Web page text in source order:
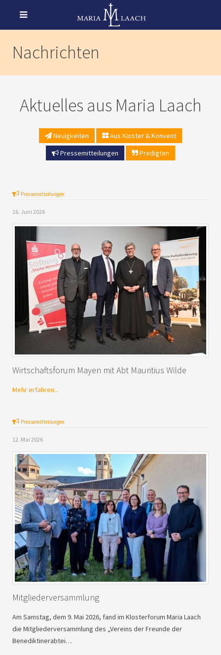
Nachrichten
Aktuelles aus Maria Laach
Neuigkeiten
Aus Kloster & Konvent
Pressemitteilungen
Predigten
Pressemitteilungen
16. Juni 2026
Wirtschaftsforum Mayen mit Abt Mauritius Wilde
Mehr erfahren...
Pressemitteilungen
12. Mai 2026
Mitgliederversammlung
Am Samstag, dem 9. Mai 2026, fand im Klosterforum Maria Laach
die Mitgliederversammlung des „Vereins der Freunde der
Benediktinerabtei…